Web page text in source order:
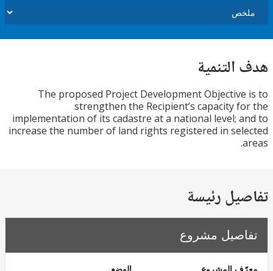
The proposed Project Development
strengthen the Recipient’s capacity
implementation of its cadastre at a national level;
increase the number of land rights registered in
رئيسة
مشروع